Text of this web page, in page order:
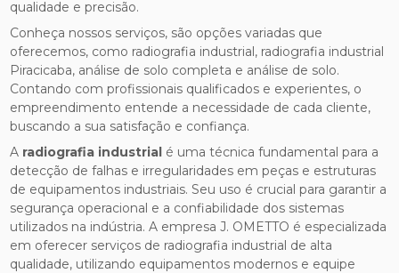
qualidade e precisão.
Conheça nossos serviços, são opções variadas que
oferecemos, como radiografia industrial, radiografia industrial
Piracicaba, análise de solo completa e análise de solo.
Contando com profissionais qualificados e experientes, o
empreendimento entende a necessidade de cada cliente,
buscando a sua satisfação e confiança.
A radiografia industrial é uma técnica fundamental para a
detecção de falhas e irregularidades em peças e estruturas
de equipamentos industriais. Seu uso é crucial para garantir a
segurança operacional e a confiabilidade dos sistemas
utilizados na indústria. A empresa J. OMETTO é especializada
em oferecer serviços de radiografia industrial de alta
qualidade, utilizando equipamentos modernos e equipe